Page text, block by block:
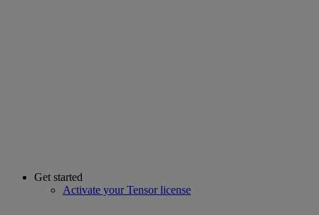
Get started
Activate your Tensor license